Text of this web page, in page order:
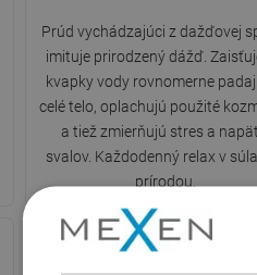
Prúd vychádzajúci z dažďovej
imituje prirodzený dážď.
kvapky vody rovnomerne
celé telo, oplachujú použité
a tiež zmierňujú stres a
svalov. Každodenný relax v
prírodou.